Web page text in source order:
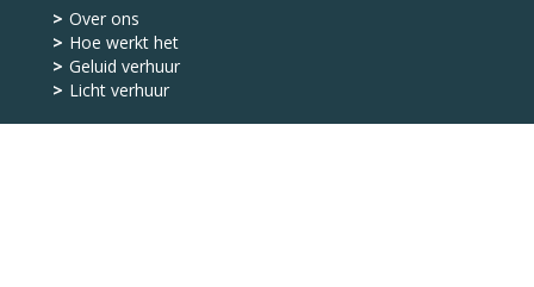
Over ons
Hoe werkt het
Geluid verhuur
Licht verhuur